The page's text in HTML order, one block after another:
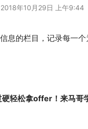
2018年10月29日 上午9:44
息的栏目，记录每一
轻松拿offer！来马